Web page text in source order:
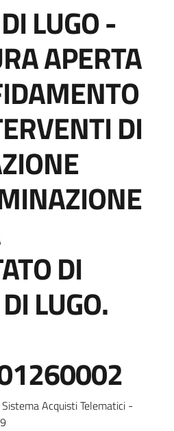
LUGO -
APERTA
DI
DI
LUGO.
Acquisti Telematici -